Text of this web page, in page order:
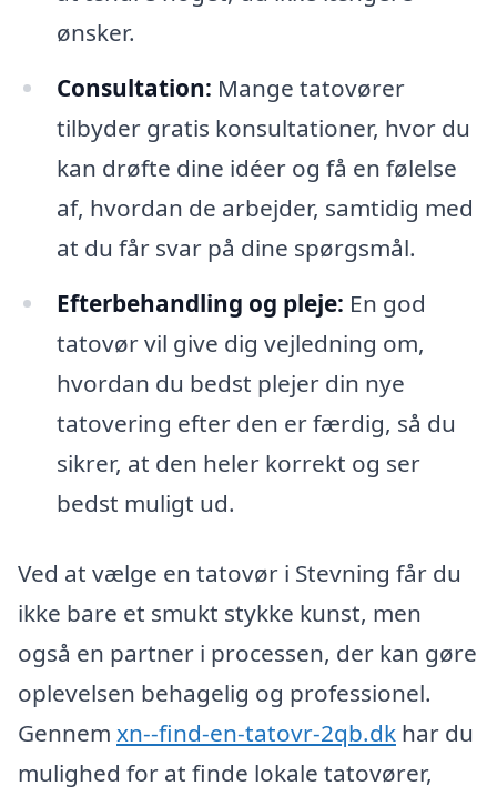
ønsker.
Consultation: Mange tatovører
tilbyder gratis konsultationer, hvor du
kan drøfte dine idéer og få en følelse
af, hvordan de arbejder, samtidig med
at du får svar på dine spørgsmål.
Efterbehandling og pleje: En god
tatovør vil give dig vejledning om,
hvordan du bedst plejer din nye
tatovering efter den er færdig, så du
sikrer, at den heler korrekt og ser
bedst muligt ud.
Ved at vælge en tatovør i Stevning får du
ikke bare et smukt stykke kunst, men
også en partner i processen, der kan gøre
oplevelsen behagelig og professionel.
Gennem xn--find-en-tatovr-2qb.dk har du
mulighed for at finde lokale tatovører,